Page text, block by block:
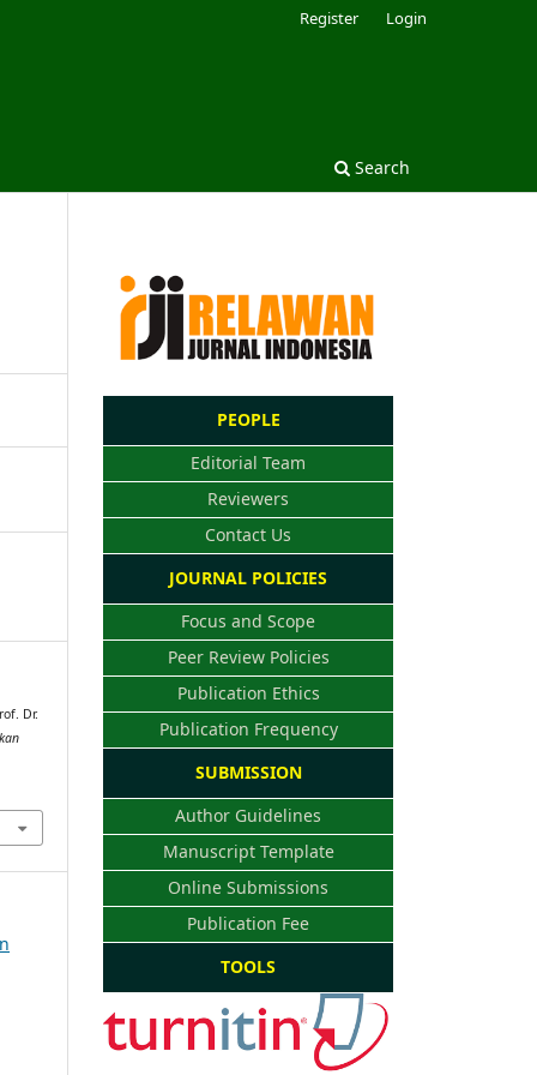
Search
Register Login
Dr.
PEOPLE
Editorial Team
Reviewers
Contact Us
JOURNAL POLICIES
Focus and Scope
Peer Review Policies
Publication Ethics
Publication Frequency
SUBMISSION
Author Guidelines
Manuscript Template
Online Submissions
Publication Fee
TOOLS